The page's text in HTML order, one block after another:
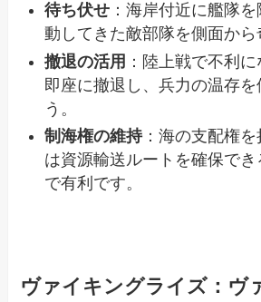
待ち伏せ ：海岸付近に艦隊
動してきた敵部隊を側面から
撤退の活用 ：陸上戦で不利
即座に撤退し、兵力の温存を
う。
制海権の維持：海の支配権
は資源輸送ルートを確保で
で有利です。
ヴァイキングライズ：ヴ